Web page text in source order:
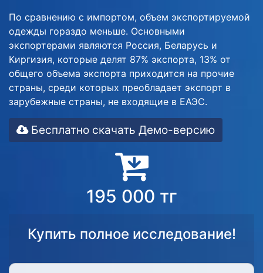
По сравнению с импортом, объем экспортируемой
одежды гораздо меньше. Основными
экспортерами являются Россия, Беларусь и
Киргизия, которые делят 87% экспорта, 13% от
общего объема экспорта приходится на прочие
страны, среди которых преобладает экспорт в
зарубежные страны, не входящие в ЕАЭС.
Бесплатно скачать Демо-версию
195 000 тг
Купить полное исследование!